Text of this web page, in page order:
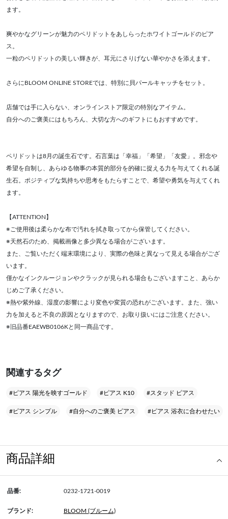
ます。
爽やかなグリーンが魅力のペリドットをあしらったホワイトゴールドのピア
ス。
一粒のペリドットの美しい輝きが、耳元にさりげない華やかさを添えます。
さらにBLOOM ONLINE STOREでは、特別に貝パールキャッチをセット。
店舗では手に入らない、オンラインストア限定の特別なアイテム。
自分へのご褒美にはもちろん、大切な方へのギフトにもおすすめです。
ペリドットは8月の誕生石です。石言葉は「幸福」「希望」「友愛」。邪念や
希望を自制し、あらゆる物事の本質的部分を的確に捉える力を与えてくれる誕
生石。ポジティブな気持ちや思考をもたらすことで、希望や勇気を与えてくれ
ます。
【ATTENTION】
※ご使用後は柔らかな布で汚れを拭き取ってから保管してください。
※天然石のため、掲載画像と多少異なる場合がございます。
また、ご覧いただく端末環境により、実際の色味と異なって見える場合がござ
います。
僅かなインクルージョンやクラックが見られる場合もございますこと、あらか
じめご了承ください。
※熱や紫外線、湿度の影響により変色や変質の恐れがございます。また、強い
力を加えると不良の原因となりますので、お取り扱いにはご注意ください。
※旧品番EAEWB0106Kと同一商品です。
関連するタグ
#ピアス 陽光を映すゴールド #ピアス K10 #スタッド ピアス
#ピアス シンプル #自分へのご褒美 ピアス #ピアス 浴衣に合わせたい
商品詳細
品番: 0232-1721-0019
ブランド: BLOOM (ブルーム)